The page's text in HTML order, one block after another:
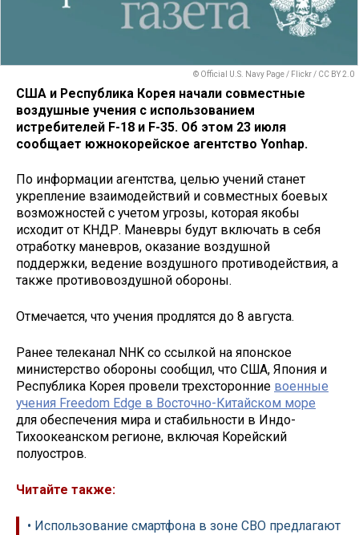
© Official U.S. Navy Page / Flickr / CC BY 2.0
США и Республика Корея начали совместные
воздушные учения с использованием
истребителей F-18 и F-35. Об этом 23 июля
сообщает южнокорейское агентство Yonhap.
По информации агентства, целью учений станет
укрепление взаимодействий и совместных боевых
возможностей с учетом угрозы, которая якобы
исходит от КНДР. Маневры будут включать в себя
отработку маневров, оказание воздушной
поддержки, ведение воздушного противодействия, а
также противовоздушной обороны.
Отмечается, что учения продлятся до 8 августа.
Ранее телеканал NHK со ссылкой на японское
министерство обороны сообщил, что США, Япония и
Республика Корея провели трехсторонние военные
учения Freedom Edge в Восточно-Китайском море
для обеспечения мира и стабильности в Индо-
Тихоокеанском регионе, включая Корейский
полуостров.
Читайте также:
• Использование смартфона в зоне СВО предлагают